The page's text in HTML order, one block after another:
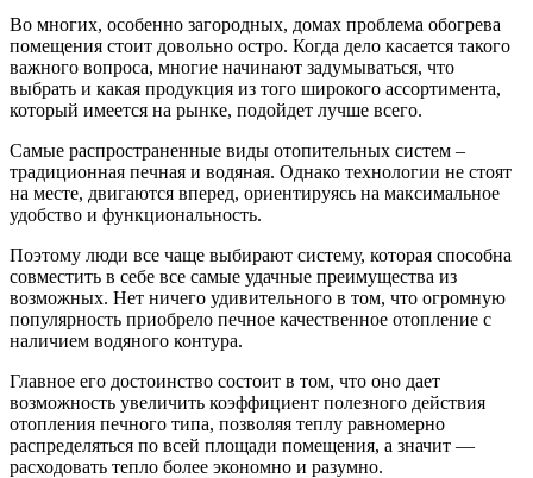
Во многих, особенно загородных, домах проблема обогрева
помещения стоит довольно остро. Когда дело касается такого
важного вопроса, многие начинают задумываться, что
выбрать и какая продукция из того широкого ассортимента,
который имеется на рынке, подойдет лучше всего.
Самые распространенные виды отопительных систем –
традиционная печная и водяная. Однако технологии не стоят
на месте, двигаются вперед, ориентируясь на максимальное
удобство и функциональность.
Поэтому люди все чаще выбирают систему, которая способна
совместить в себе все самые удачные преимущества из
возможных. Нет ничего удивительного в том, что огромную
популярность приобрело печное качественное отопление с
наличием водяного контура.
Главное его достоинство состоит в том, что оно дает
возможность увеличить коэффициент полезного действия
отопления печного типа, позволяя теплу равномерно
распределяться по всей площади помещения, а значит —
расходовать тепло более экономно и разумно.